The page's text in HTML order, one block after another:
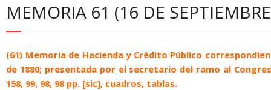
MEMORIA 61 (16 DE
(61) Memoria de Hacienda y Crédito Público
de 1880; presentada por el secretario del ramo al
158, 99, 98, 98 pp. [sic], cuadros, tablas.